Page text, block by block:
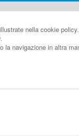
nella cookie
la navigazione in altra